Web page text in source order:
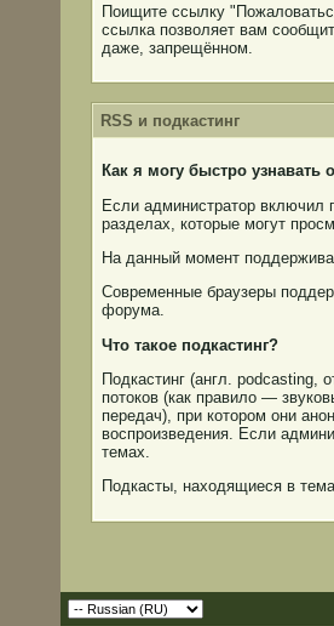
Поищите ссылку
ссылка позволяет вам
даже, запрещённом.
RSS и подкастинг
Как я могу быстро узнавать
Если администратор включил
разделах, которые могут
На данный момент
Современные браузеры
форума.
Что такое подкастинг?
Подкастинг (англ.
потоков (как правило —
передач), при котором они
воспроизведения. Если
темах.
Подкасты, находящиеся в